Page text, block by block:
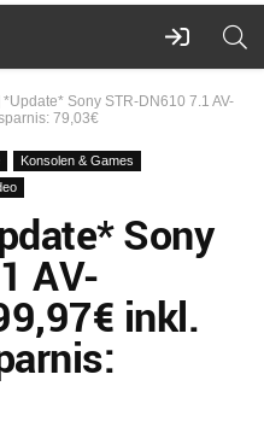
*Update* Sony STR-DN610 7.1 AV-
79,03€
Konsolen & Games
Sony
AV-
inkl.